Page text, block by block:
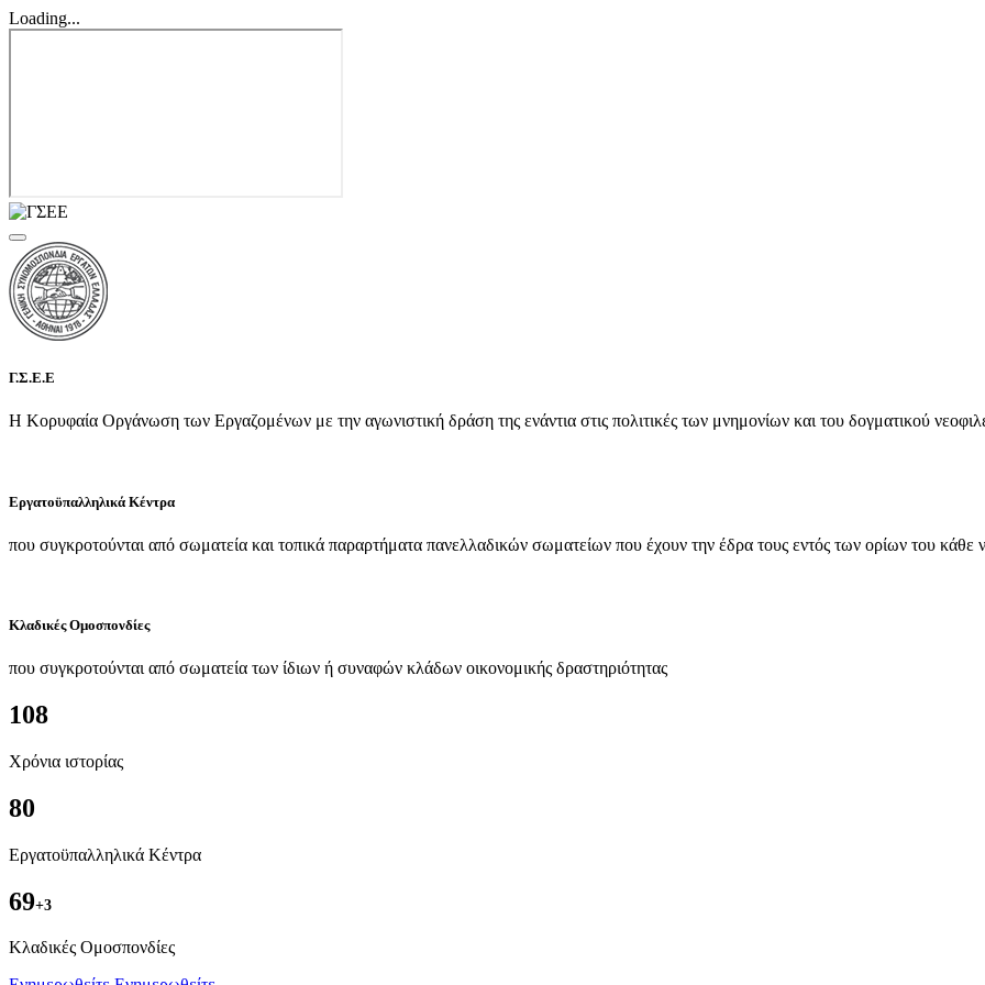
Loading...
Γ.Σ.Ε.Ε
Η Κορυφαία Οργάνωση των Εργαζομένων με την αγωνιστική δράση της ενάντια στις πολιτικές των μνημονίων και του δογματικού
Εργατοϋπαλληλικά Κέντρα
που συγκροτούνται από σωματεία και τοπικά παραρτήματα πανελλαδικών σωματείων που έχουν την έδρα τους εντός των ορίων του κάθε
Κλαδικές Ομοσπονδίες
που συγκροτούνται από σωματεία των ίδιων ή συναφών κλάδων οικονομικής δραστηριότητας
108
Χρόνια ιστορίας
80
Εργατοϋπαλληλικά Κέντρα
69+3
Kλαδικές Ομοσπονδίες